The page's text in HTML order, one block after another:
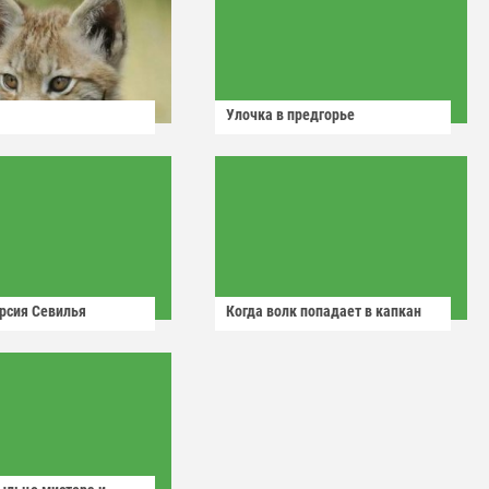
Улочка в предгорье
Севилья Когда волк попадает в капкан